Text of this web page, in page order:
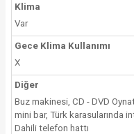
Klima
Var
Gece Klima Kullanımı
X
Diğer
Buz makinesi, CD - DVD
mini bar, Türk karasularında
Dahili telefon hattı